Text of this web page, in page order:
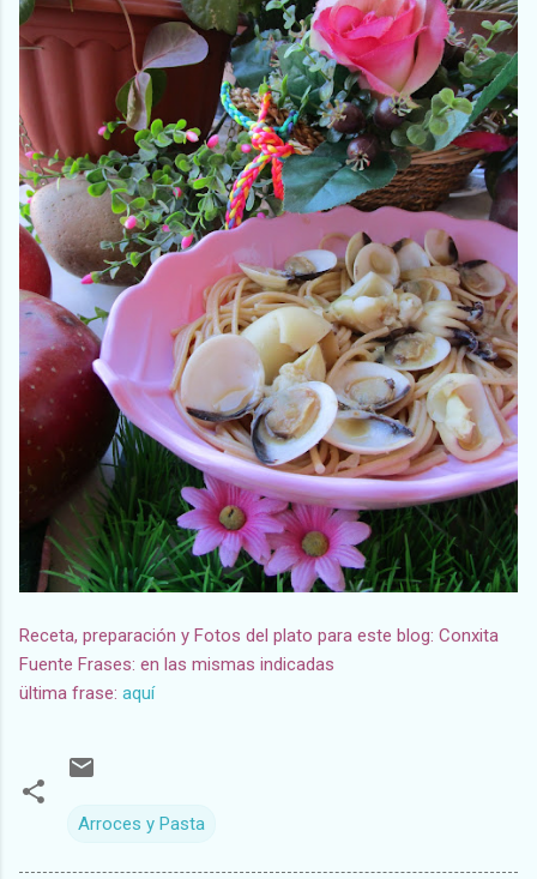
Receta, preparación y Fotos del plato para este blog: Conxita
Fuente Frases: en las mismas indicadas
ültima frase: aquí
Arroces y Pasta